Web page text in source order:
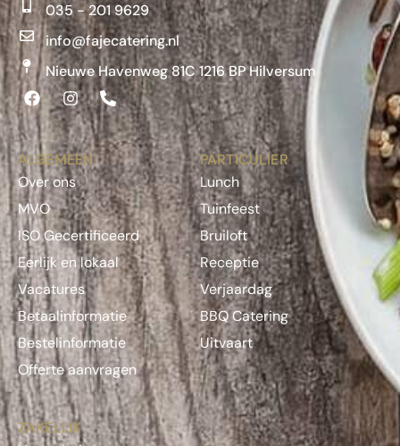
035 - 201 9629
info@fajecatering.nl
Nieuwe Havenweg 81C 1216 BP Hilversum
ALGEMEEN
Over ons
MVO
ISO Gecertificeerd
Eerlijk en lokaal
Vacatures
Betaalinformatie
Bestelinformatie
Offerte aanvragen
PARTICULIER
Lunch
Tuinfeest
Bruiloft
Receptie
Verjaardag
BBQ Catering
Uitvaart
ZAKELIJK